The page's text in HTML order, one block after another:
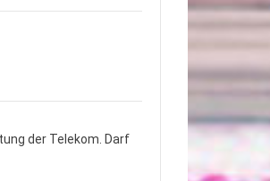
der Telekom. Darf